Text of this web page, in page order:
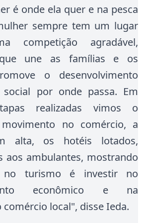
é onde ela quer e na pesca
sempre tem um lugar
competição agradável,
que une as famílias e os
o desenvolvimento
por onde passa. Em
realizadas vimos o
no comércio, a
alta, os hotéis lotados,
aos ambulantes, mostrando
no turismo é investir no
econômico e na
comércio local", disse Ieda.